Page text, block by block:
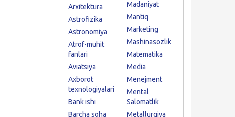
Arxitektura
Astrofizika
Astronomiya
Atrof-muhit
fanlari
Aviatsiya
Axborot
texnologiyalari
Bank ishi
Barcha soha
Madaniyat
Mantiq
Marketing
Mashinasozlik
Matematika
Media
Menejment
Mental
Salomatlik
Metallurgiya